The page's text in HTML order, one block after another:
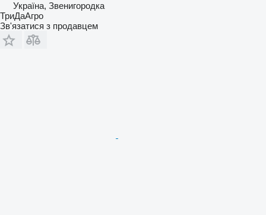
Україна, Звенигородка
ТриДаАгро
Зв'язатися з продавцем